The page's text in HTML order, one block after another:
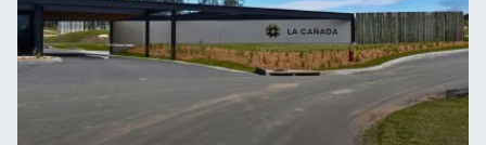
tiempo y la calma. Amenities de alta gama perfectamente
integrados al paisaje. Club House panorámico: Un espacio
social con una gran pérgola de madera laminada que
enmarca el horizonte de la laguna. Organiza eventos
gastronómicos y cenas de luna llena. Piscina infinita: